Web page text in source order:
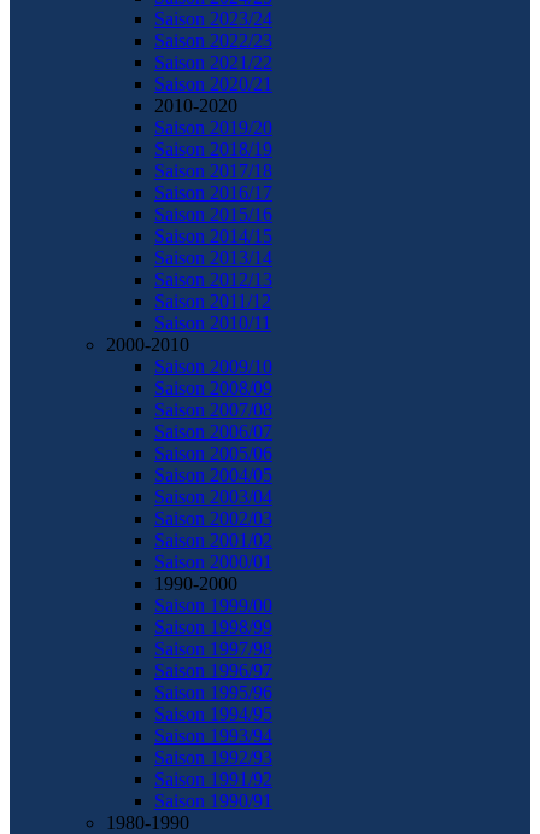
Saison 2023/24
Saison 2022/23
Saison 2021/22
Saison 2020/21
2010-2020
Saison 2019/20
Saison 2018/19
Saison 2017/18
Saison 2016/17
Saison 2015/16
Saison 2014/15
Saison 2013/14
Saison 2012/13
Saison 2011/12
Saison 2010/11
2000-2010
Saison 2009/10
Saison 2008/09
Saison 2007/08
Saison 2006/07
Saison 2005/06
Saison 2004/05
Saison 2003/04
Saison 2002/03
Saison 2001/02
Saison 2000/01
1990-2000
Saison 1999/00
Saison 1998/99
Saison 1997/98
Saison 1996/97
Saison 1995/96
Saison 1994/95
Saison 1993/94
Saison 1992/93
Saison 1991/92
Saison 1990/91
1980-1990